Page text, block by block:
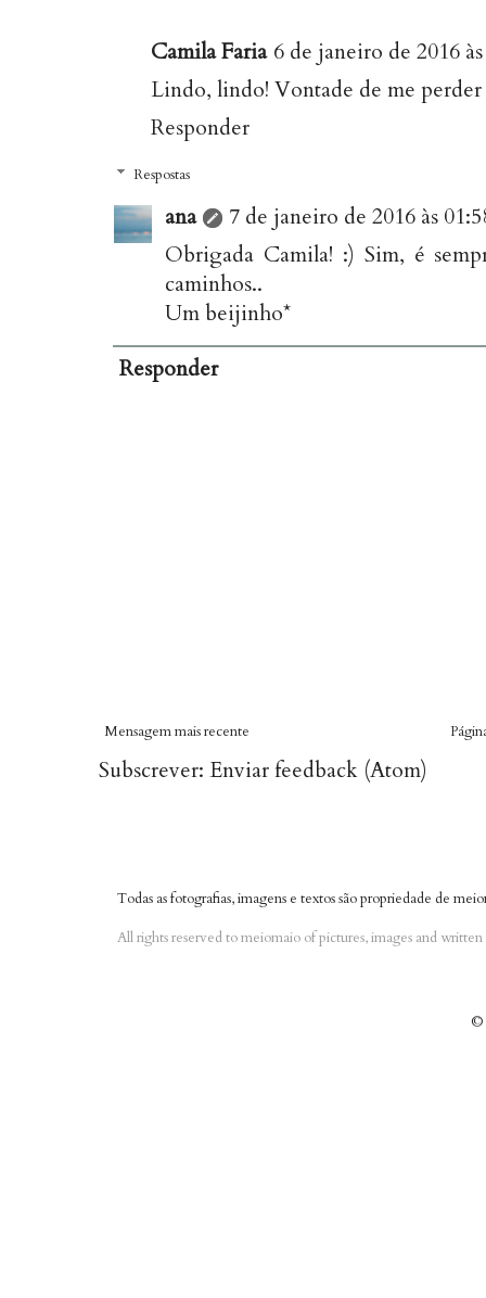
Camila Faria 6 de janeiro de 2016
Lindo, lindo! Vontade de me perder
Responder
Respostas
ana
7 de janeiro de 2016 às
Obrigada Camila! :) Sim, é
caminhos..
Um beijinho*
Responder
Mensagem mais recente
Subscrever: Enviar feedback (Atom)
Todas as fotografias, imagens e textos são propriedade de
All rights reserved to meiomaio of pictures, images and
©